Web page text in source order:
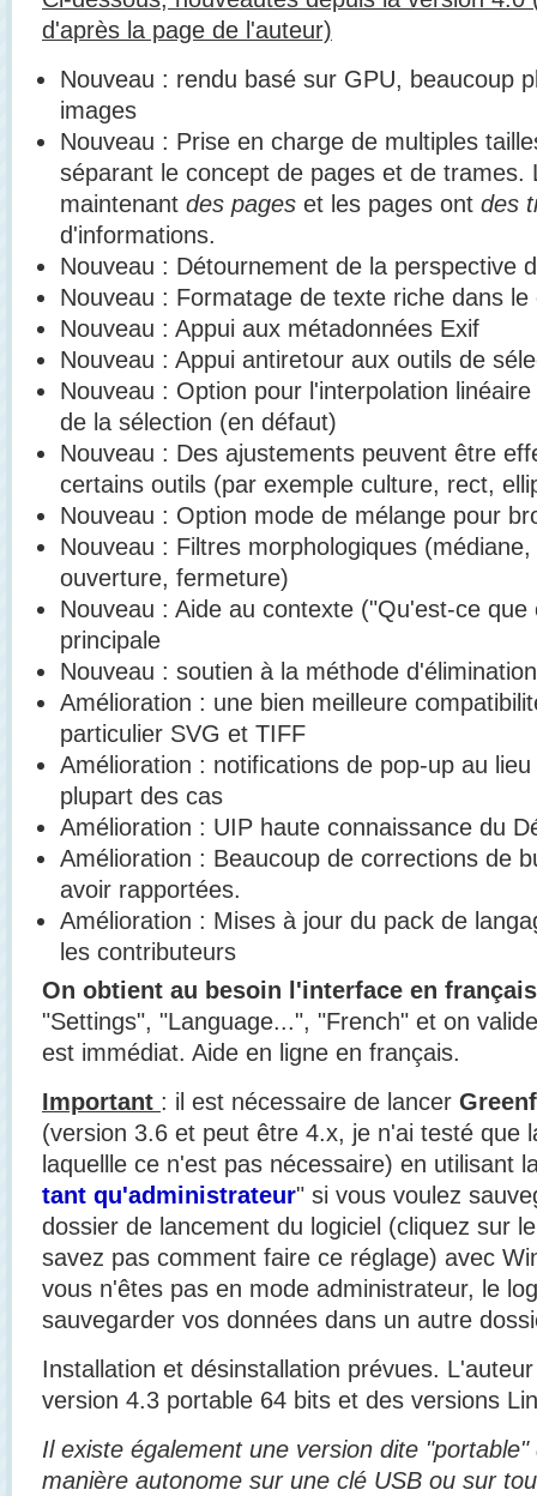
d'après la page de l'auteur)
Nouveau : rendu basé sur GPU, beaucoup
images
Nouveau : Prise en charge de multiples
séparant le concept de pages et de trames.
maintenant des pages et les pages ont des
d'informations.
Nouveau : Détournement de la perspective
Nouveau : Formatage de texte riche dans
Nouveau : Appui aux métadonnées Exif
Nouveau : Appui antiretour aux outils de
Nouveau : Option pour l'interpolation
de la sélection (en défaut)
Nouveau : Des ajustements peuvent être
certains outils (par exemple culture, rect,
Nouveau : Option mode de mélange pour
Nouveau : Filtres morphologiques
ouverture, fermeture)
Nouveau : Aide au contexte ("Qu'est-ce
principale
Nouveau : soutien à la méthode
Amélioration : une bien meilleure
particulier SVG et TIFF
Amélioration : notifications de pop-up au
plupart des cas
Amélioration : UIP haute connaissance du
Amélioration : Beaucoup de corrections de
avoir rapportées.
Amélioration : Mises à jour du pack de
les contributeurs
On obtient au besoin l'interface en français
"Settings", "Language...", "French" et on
est immédiat. Aide en ligne en français.
Important : il est nécessaire de lancer
(version 3.6 et peut être 4.x, je n'ai testé que
laquellle ce n'est pas nécessaire) en utilisant
tant qu'administrateur" si vous voulez
dossier de lancement du logiciel (cliquez sur
savez pas comment faire ce réglage) avec
vous n'êtes pas en mode administrateur, le
sauvegarder vos données dans un autre
Installation et désinstallation prévues.
version 4.3 portable 64 bits et des versions
Il existe également une version dite
manière autonome sur une clé USB ou sur